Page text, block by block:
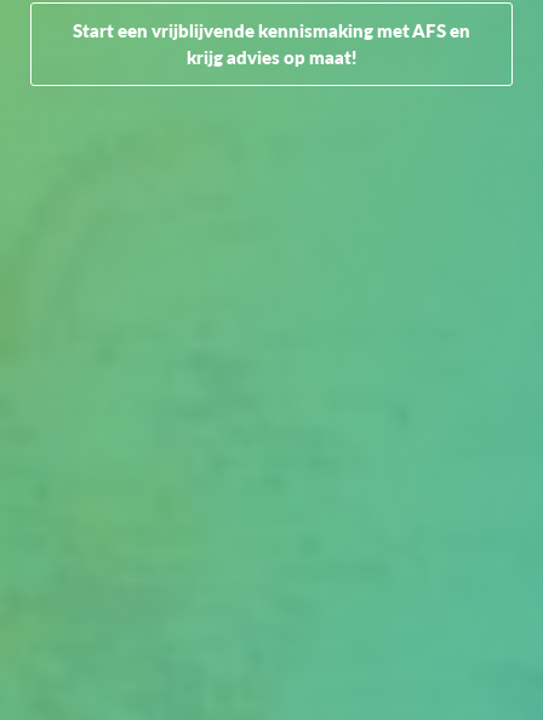
Start een vrijblijvende kennismaking met AFS en
krijg advies op maat!